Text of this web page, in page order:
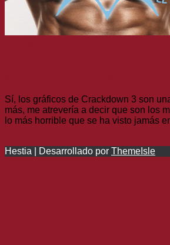
Sí, los gráficos de Crackdown 3 son
más, me atrevería a decir que son los
lo más horrible que se ha visto jamás
Hestia | Desarrollado por ThemeIsle